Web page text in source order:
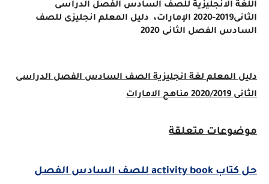
اللغة الانجليزية للصف السادس الفصل الدراسى
الثانى2019-2020 الإمارات، دليل المعلم انجليزى للصف
السادس الفصل الثانى 2020
دليل المعلم لغة انجليزية الصف السادس الفصل الدراسى
الثانى 2020/2019 مناهج الامارات
موضوعات متعلقة
حل كتاب activity book للصف السادس الفصل